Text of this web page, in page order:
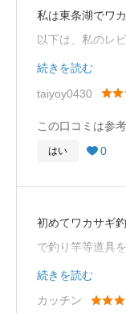
私は東条湖でワ
以下は、私のレ
まず、東条湖は
冬の時期でした
をレンタルして
低いため、ワカ
め、釣り竿を手
続きを読む
taiyoy0430

この口コミは参
はい  0
初めてワカサギ
で釣り竿等道具
初心者でしたが
くれて、とても
続きを読む
カッチン
